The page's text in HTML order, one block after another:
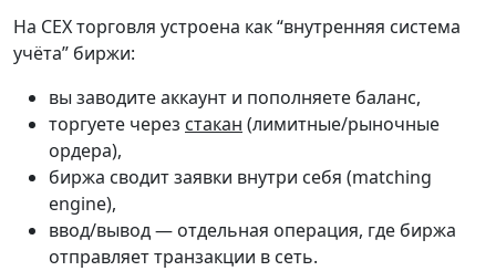
На CEX торговля устроена как “внутренняя система
учёта” биржи:
вы заводите аккаунт и пополняете баланс,
торгуете через стакан (лимитные/рыночные
ордера),
биржа сводит заявки внутри себя (matching
engine),
ввод/вывод — отдельная операция, где биржа
отправляет транзакции в сеть.